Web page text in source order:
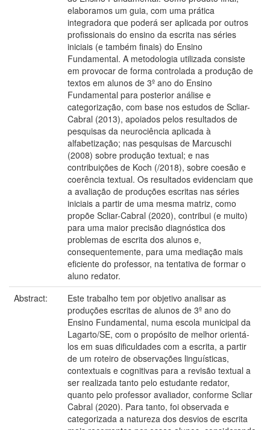
elaboramos um guia, com uma prática
integradora que poderá ser aplicada por outros
profissionais do ensino da escrita nas séries
iniciais (e também finais) do Ensino
Fundamental. A metodologia utilizada consiste
em provocar de forma controlada a produção de
textos em alunos de 3º ano do Ensino
Fundamental para posterior análise e
categorização, com base nos estudos de Scliar-
Cabral (2013), apoiados pelos resultados de
pesquisas da neurociência aplicada à
alfabetização; nas pesquisas de Marcuschi
(2008) sobre produção textual; e nas
contribuições de Koch (/2018), sobre coesão e
coerência textual. Os resultados evidenciam que
a avaliação de produções escritas nas séries
iniciais a partir de uma mesma matriz, como
propõe Scliar-Cabral (2020), contribui (e muito)
para uma maior precisão diagnóstica dos
problemas de escrita dos alunos e,
consequentemente, para uma mediação mais
eficiente do professor, na tentativa de formar o
aluno redator.
Abstract:
Este trabalho tem por objetivo analisar as
produções escritas de alunos de 3º ano do
Ensino Fundamental, numa escola municipal da
Lagarto/SE, com o propósito de melhor orientá-
los em suas dificuldades com a escrita, a partir
de um roteiro de observações linguísticas,
contextuais e cognitivas para a revisão textual a
ser realizada tanto pelo estudante redator,
quanto pelo professor avaliador, conforme Scliar
Cabral (2020). Para tanto, foi observada e
categorizada a natureza dos desvios de escrita